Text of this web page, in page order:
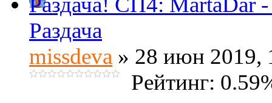
Раздача
missdeva » 28 июн 2019,
Рейтинг: